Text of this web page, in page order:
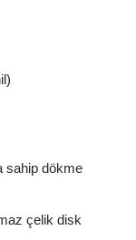
sahip dökme
çelik disk